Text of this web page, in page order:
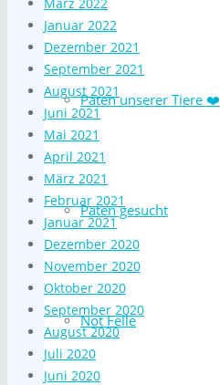
Paten unserer Tiere ❤️
Paten gesucht
Not Felle
Januar 2022
Dezember 2021
September 2021
August 2021
Juni 2021
Mai 2021
April 2021
März 2021
Februar 2021
Januar 2021
Dezember 2020
November 2020
Oktober 2020
September 2020
August 2020
Juli 2020
Juni 2020